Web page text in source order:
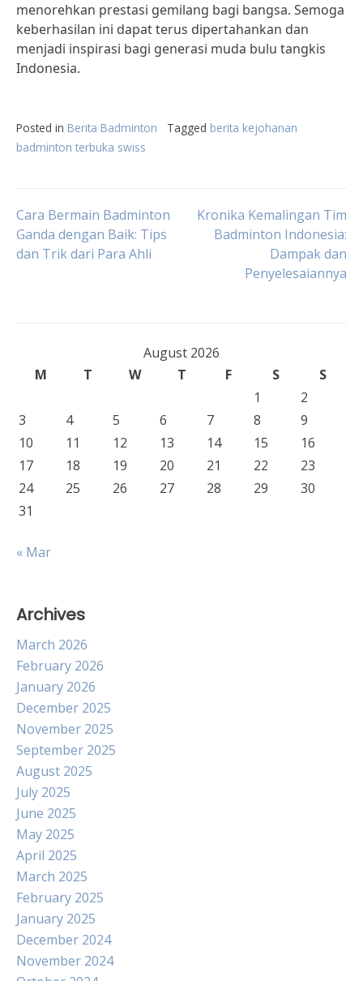
menorehkan prestasi gemilang bagi bangsa. Semoga
keberhasilan ini dapat terus dipertahankan dan
menjadi inspirasi bagi generasi muda bulu tangkis
Indonesia.
Posted in Berita Badminton Tagged berita kejohanan
badminton terbuka swiss
Post
navigation
Cara Bermain Badminton
Ganda dengan Baik: Tips
dan Trik dari Para Ahli
Kronika Kemalingan Tim
Badminton Indonesia:
Dampak dan
Penyelesaiannya
August 2026
M
T W T F S
S
1
2
3
4 5 6 7 8
9
10
11 12 13 14 15
16
17
18 19 20 21 22
23
24
25 26 27 28 29
30
31
« Mar
Archives
March 2026
February 2026
January 2026
December 2025
November 2025
September 2025
August 2025
July 2025
June 2025
May 2025
April 2025
March 2025
February 2025
January 2025
December 2024
November 2024